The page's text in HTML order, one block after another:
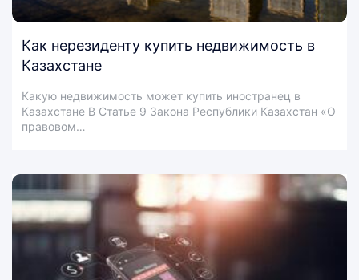
Как нерезиденту купить недвижимость в
Казахстане
Какую недвижимость может купить иностранец в
Казахстане В Статье 9 Закона Республики Казахстан «О
правовом…